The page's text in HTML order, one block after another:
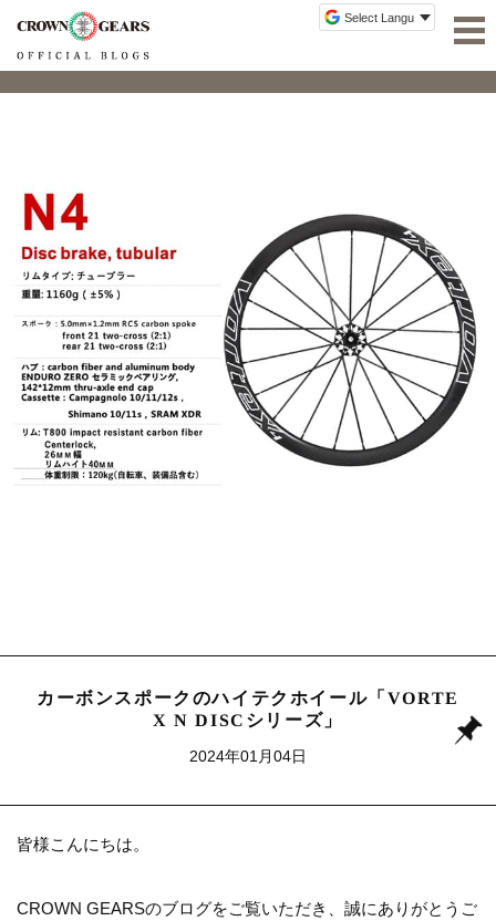
カーボンスポークのハイテクホイール「VORTE
X N DISCシリーズ」
2024年01月04日
皆様こんにちは。
CROWN GEARSのブログをご覧いただき、誠にありがとうご